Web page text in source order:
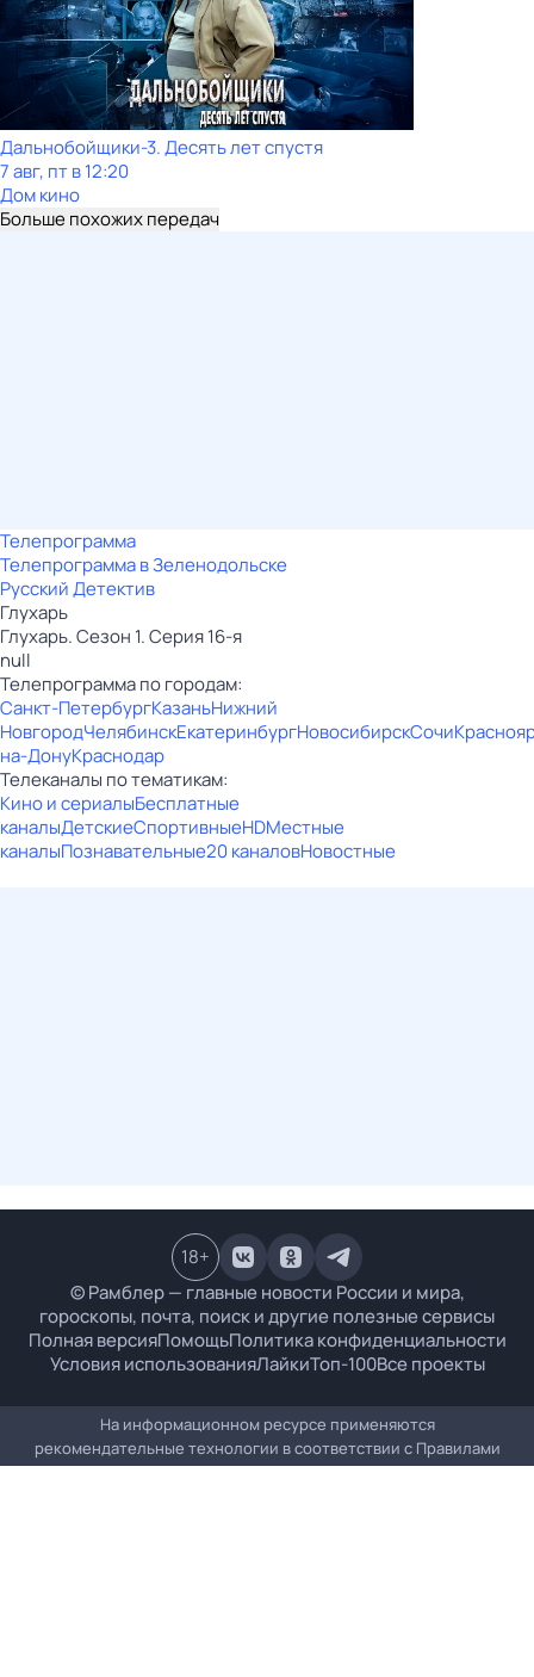
Дальнобойщики-3. Десять лет спустя
7 авг, пт в 12:20
Дом кино
Больше похожих передач
Телепрограмма
Телепрограмма в Зеленодольске
Русский Детектив
Глухарь
Глухарь. Сезон 1. Серия 16-я
null
Телепрограмма по городам:
Санкт-ПетербургКазаньНижний
НовгородЧелябинскЕкатеринбургНовосибирскСочи
на-ДонуКраснодар
Телеканалы по тематикам:
Кино и сериалыБесплатные
каналыДетскиеСпортивныеHDМестные
каналыПознавательные20 каналовНовостные
© Рамблер — главные новости России и мира,
гороскопы, почта, поиск и другие полезные сервисы
Полная версияПомощьПолитика конфиденциальности
Условия использованияЛайкиТоп-100Все проекты
18+
На информационном ресурсе применяются
рекомендательные технологии в соответствии с Правилами